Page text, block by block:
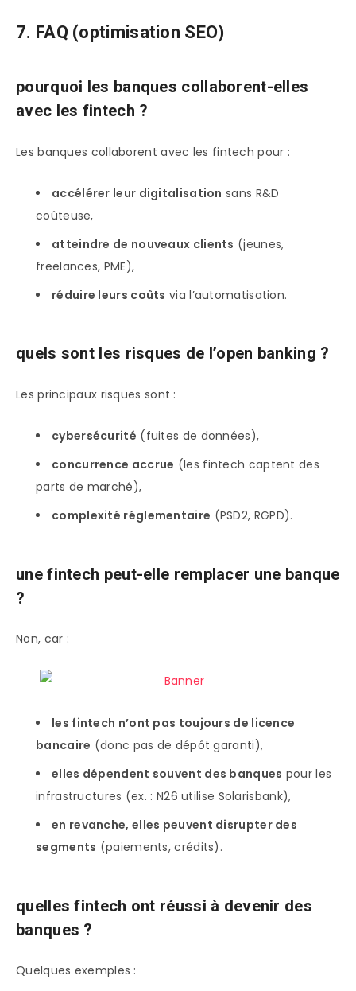
7. FAQ (optimisation SEO)
pourquoi les banques collaborent-elles
avec les fintech ?
Les banques collaborent avec les fintech pour :
accélérer leur digitalisation sans R&D
coûteuse,
atteindre de nouveaux clients (jeunes,
freelances, PME),
réduire leurs coûts via l’automatisation.
quels sont les risques de l’open banking ?
Les principaux risques sont :
cybersécurité (fuites de données),
concurrence accrue (les fintech captent des
parts de marché),
complexité réglementaire (PSD2, RGPD).
une fintech peut-elle remplacer une banque
?
Non, car :
les fintech n’ont pas toujours de licence
bancaire (donc pas de dépôt garanti),
elles dépendent souvent des banques pour les
infrastructures (ex. : N26 utilise Solarisbank),
en revanche, elles peuvent disrupter des
segments (paiements, crédits).
quelles fintech ont réussi à devenir des
banques ?
Quelques exemples :